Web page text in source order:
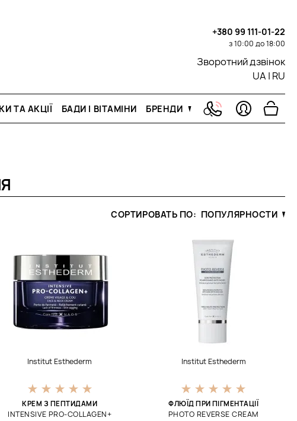
+380 99 111-01-22
з 10:00 до 18:00
Зворотний дзвінок
UA | RU
ТА АКЦІЇ БАДИ І ВІТАМІНИ БРЕНДИ
СОРТИРОВАТЬ ПО: ПОПУЛЯРНОСТИ
Institut Esthederm
КРЕМ З ПЕПТИДАМИ
INTENSIVE PRO-COLLAGEN+
Institut Esthederm
ФЛЮЇД ПРИ ПІГМЕНТАЦІЇ
PHOTO REVERSE CREAM